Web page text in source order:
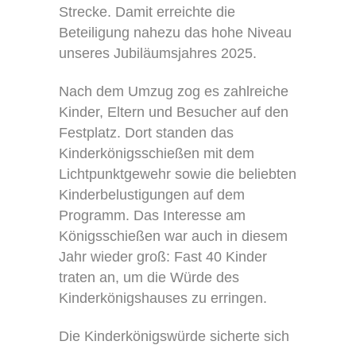
Strecke. Damit erreichte die
Beteiligung nahezu das hohe Niveau
unseres Jubiläumsjahres 2025.
Nach dem Umzug zog es zahlreiche
Kinder, Eltern und Besucher auf den
Festplatz. Dort standen das
Kinderkönigsschießen mit dem
Lichtpunktgewehr sowie die beliebten
Kinderbelustigungen auf dem
Programm. Das Interesse am
Königsschießen war auch in diesem
Jahr wieder groß: Fast 40 Kinder
traten an, um die Würde des
Kinderkönigshauses zu erringen.
Die Kinderkönigswürde sicherte sich